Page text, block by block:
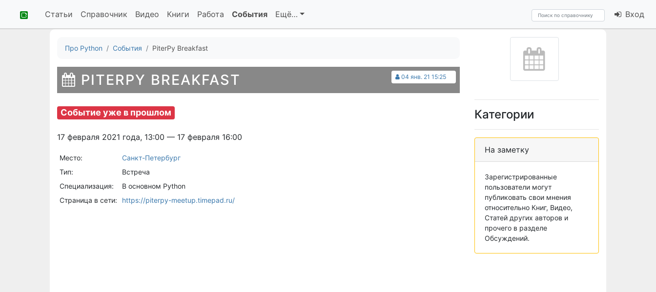
Статьи Справочник Видео Книги Работа События Ещё… Вход
Про Python События PiterPy Breakfast
04 янв. 21 15:25
PITERPY BREAKFAST
Событие уже в прошлом
17 февраля 2021 года, 13:00 — 17 февраля 16:00
Место:
Санкт-Петербург
Тип:
Встреча
Специализация:
В основном Python
Страница в сети:
https://piterpy-meetup.timepad.ru/
Категории
На заметку
Зарегистрированные
пользователи могут
публиковать свои мнения
относительно Книг, Видео,
Статей других авторов и
прочего в разделе
Обсуждений.